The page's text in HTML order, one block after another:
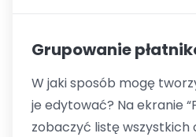
Grupowanie
W jaki sposób mogę
je edytować? Na ekranie
zobaczyć listę wszystkich